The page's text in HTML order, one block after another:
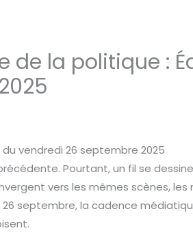
de la politique :
vendredi 26 septembre 2025
Pourtant, un fil se
vers les mêmes scènes, les
septembre, la cadence